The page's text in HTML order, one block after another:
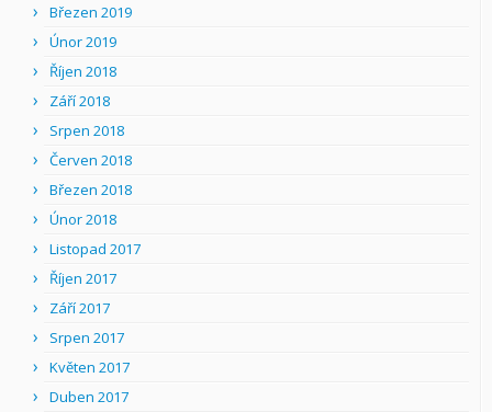
Březen 2019
Únor 2019
Říjen 2018
Září 2018
Srpen 2018
Červen 2018
Březen 2018
Únor 2018
Listopad 2017
Říjen 2017
Září 2017
Srpen 2017
Květen 2017
Duben 2017